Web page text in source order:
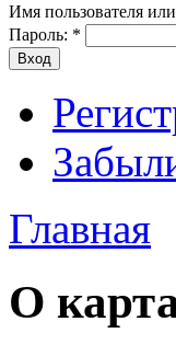
Имя пользователя
Пароль: *
Главная
О